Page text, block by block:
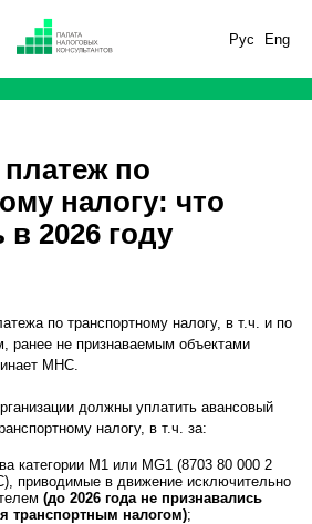
Рус Eng
по
налогу: что
2026 году
по транспортному налогу, в т.ч. и по
ранее не признаваемым объектами
МНС.
должны уплатить авансовый
налогу, в т.ч. за:
категории М1 или МG1 (8703 80 000 2
приводимые в движение исключительно
(до 2026 года не признавались
транспортным налогом);